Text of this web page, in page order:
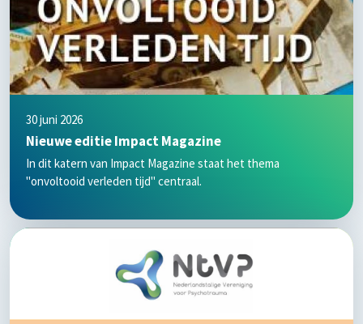
30 juni 2026
Nieuwe editie Impact Magazine
In dit katern van Impact Magazine staat het thema
"onvoltooid verleden tijd" centraal.